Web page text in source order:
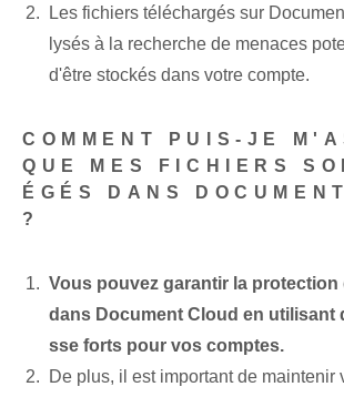
Les fichiers téléchargés sur
lysés à la recherche de menaces
d'être stockés dans votre compte.
COMMENT PUIS-JE
QUE MES FICHIERS
ÉGÉS DANS
?
Vous pouvez garantir la
dans Document Cloud en utilisant
sse forts pour vos comptes.
De plus, il est important de maintenir